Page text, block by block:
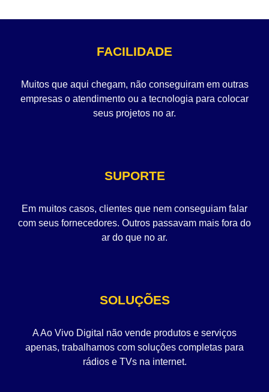
FACILIDADE
Muitos que aqui chegam, não conseguiram em outras
empresas o atendimento ou a tecnologia para colocar
seus projetos no ar.
SUPORTE
Em muitos casos, clientes que nem conseguiam falar
com seus fornecedores. Outros passavam mais fora do
ar do que no ar.
SOLUÇÕES
A Ao Vivo Digital não vende produtos e serviços
apenas, trabalhamos com soluções completas para
rádios e TVs na internet.